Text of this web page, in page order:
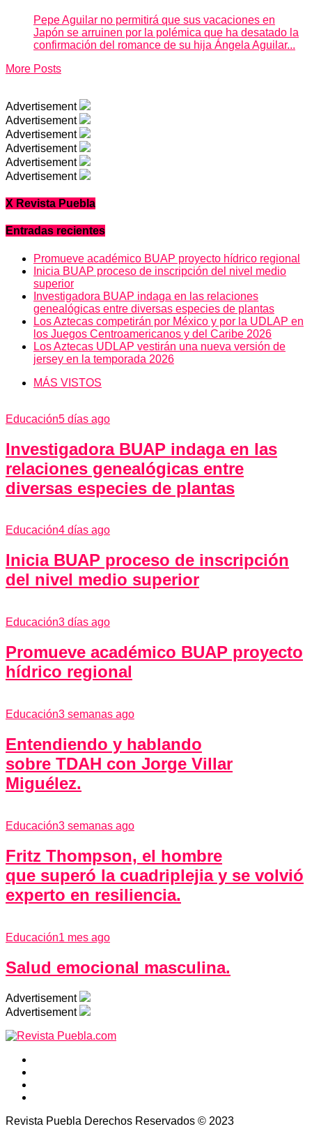
Pepe Aguilar no permitirá que sus vacaciones en
Japón se arruinen por la polémica que ha desatado la
confirmación del romance de su hija Ángela Aguilar...
More Posts
Advertisement
Advertisement
Advertisement
Advertisement
Advertisement
Advertisement
X Revista Puebla
Entradas recientes
Promueve académico BUAP proyecto hídrico regional
Inicia BUAP proceso de inscripción del nivel medio
superior
Investigadora BUAP indaga en las relaciones
genealógicas entre diversas especies de plantas
Los Aztecas competirán por México y por la UDLAP en
los Juegos Centroamericanos y del Caribe 2026
Los Aztecas UDLAP vestirán una nueva versión de
jersey en la temporada 2026
MÁS VISTOS
Educación5 días ago
Investigadora BUAP indaga en las
relaciones genealógicas entre
diversas especies de plantas
Educación4 días ago
Inicia BUAP proceso de inscripción
del nivel medio superior
Educación3 días ago
Promueve académico BUAP proyecto
hídrico regional
Educación3 semanas ago
Entendiendo y hablando
sobre TDAH con Jorge Villar
Miguélez.
Educación3 semanas ago
Fritz Thompson, el hombre
que superó la cuadriplejia y se volvió
experto en resiliencia.
Educación1 mes ago
Salud emocional masculina.
Advertisement
Advertisement
Revista Puebla Derechos Reservados © 2023